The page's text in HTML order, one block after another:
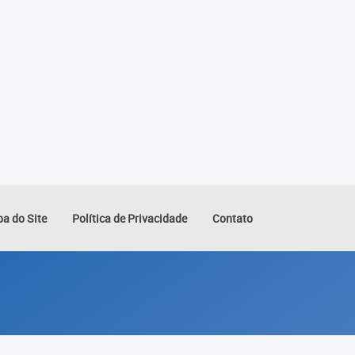
do Site Política de Privacidade Contato